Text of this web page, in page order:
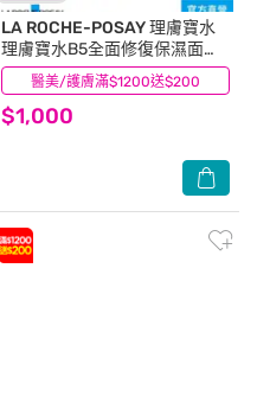
醫美/護膚滿$1200送$200
LA ROCHE-POSAY 理膚寶水
理膚寶水B5全面修復保濕面膜
升級版_5片入
$1,000
(0)